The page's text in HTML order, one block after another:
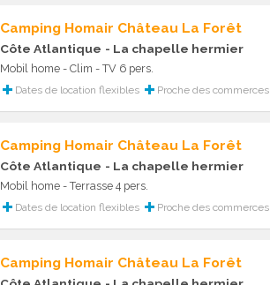
Camping Homair Château La Forêt
Côte Atlantique - La chapelle hermier
Mobil home - Clim - TV 6 pers.
Dates de location flexibles Proche des commerces
Camping Homair Château La Forêt
Côte Atlantique - La chapelle hermier
Mobil home - Terrasse 4 pers.
Dates de location flexibles Proche des commerces
Camping Homair Château La Forêt